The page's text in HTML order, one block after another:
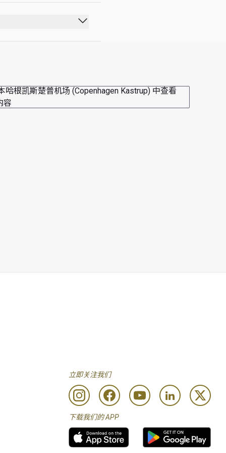
哈根凯斯楚普机场 (Copenhagen Kastrup) 中查看
容
立即关注我们
下载我们的 APP